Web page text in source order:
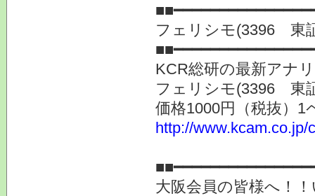
フェリシモ(3396 東
KCR総研の最新アナ
フェリシモ(3396 東
価格1000円（税抜）1
http://www.kcam.co.jp/
大阪会員の皆様へ！